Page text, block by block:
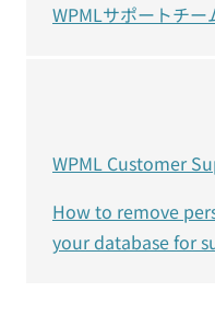
WPMLサポートチー
WPML Customer
How to remove
your database for